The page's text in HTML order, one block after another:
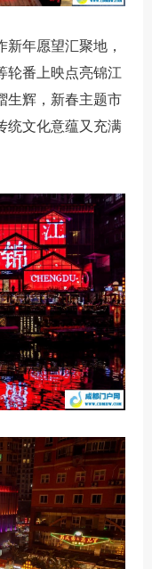
年愿望汇聚地，
轮番上映点亮锦江
生辉，新春主题市
统文化意蕴又充满